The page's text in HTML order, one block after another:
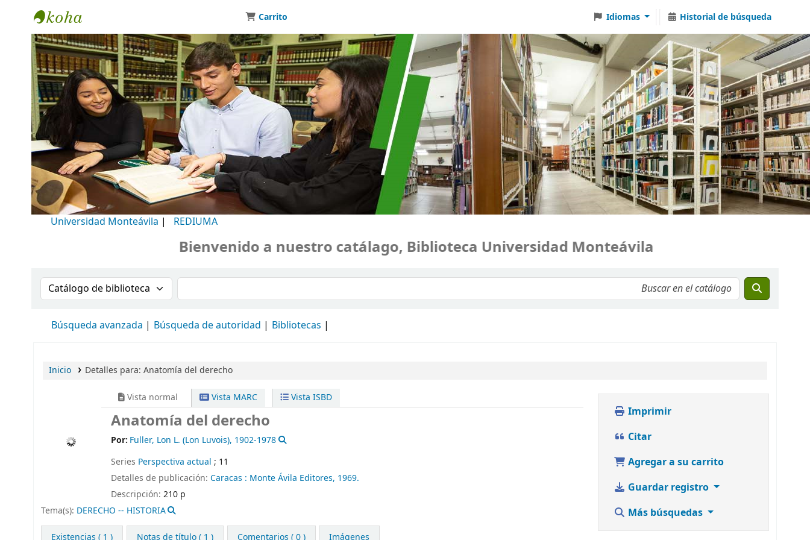
Biblioteca Universidad Monteávila
Carrito Idiomas Historial de búsqueda
Universidad Monteávila | REDIUMA
Bienvenido a nuestro catálago, Biblioteca Universidad Monteávila
Buscar en el catálogo por:Buscar en el catálogo
Búsqueda avanzada Búsqueda de autoridad Bibliotecas
Inicio Detalles para: Anatomía del derecho
Vista normal Vista MARC Vista ISBD
Anatomía del derecho
Por: Fuller, Lon L. (Lon Luvois), 1902-1978
Series Perspectiva actual ; 11
Detalles de publicación: Caracas : Monte Ávila Editores, 1969.
Descripción: 210 p
Tema(s): DERECHO -- HISTORIA
Imprimir
Citar
Agregar a su carrito
Guardar registro
Más búsquedas